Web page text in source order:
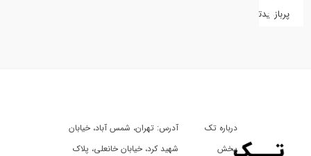
کفش
سفر
پربازدیدترین
درباره تک
پخش
آدرس: تهران، شمس آباد، خیابان
شهید کرد، خیابان خانعلی، پلاک